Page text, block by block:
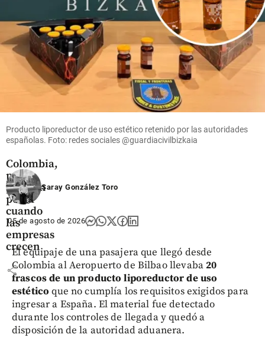
Economía
55% de
las
MiPymes
Colombia,
pero
pierden
poder
cuando
las
empresas
crecen
share
Producto liporeductor de uso estético retenido por las autoridades
españolas. Foto: redes sociales @guardiacivilbizkaia
Saray González Toro
05 de agosto de 2026
El equipaje de una pasajera que llegó desde
Colombia al Aeropuerto de Bilbao llevaba20
frascos de un producto liporeductor de uso
estético que no cumplía los requisitos exigidos para
ingresar a España. El material fue detectado
durante los controles de llegada y quedó a
disposición de la autoridad aduanera.